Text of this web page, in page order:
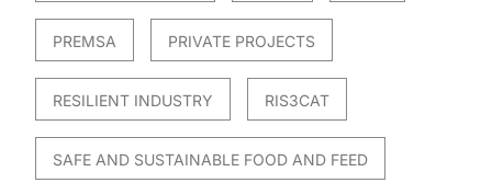
PREMSA PRIVATE PROJECTS
RESILIENT INDUSTRY RIS3CAT
SAFE AND SUSTAINABLE FOOD AND FEED